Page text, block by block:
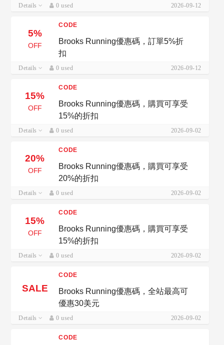
Details 0 used 2026-09-12
5%
OFF
CODE
Brooks Running優惠碼，訂單5%折
扣
Details 0 used 2026-09-12
15%
OFF
CODE
Brooks Running優惠碼，購買可享受
15%的折扣
Details 0 used 2026-09-02
20%
OFF
CODE
Brooks Running優惠碼，購買可享受
20%的折扣
Details 0 used 2026-09-02
15%
OFF
CODE
Brooks Running優惠碼，購買可享受
15%的折扣
Details 0 used 2026-09-02
SALE
CODE
Brooks Running優惠碼，全站最高可
優惠30美元
Details 0 used 2026-09-02
CODE